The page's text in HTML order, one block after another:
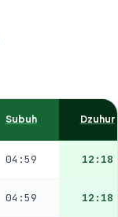
Subuh Dzuhur
04:59 12:18
04:59 12:18